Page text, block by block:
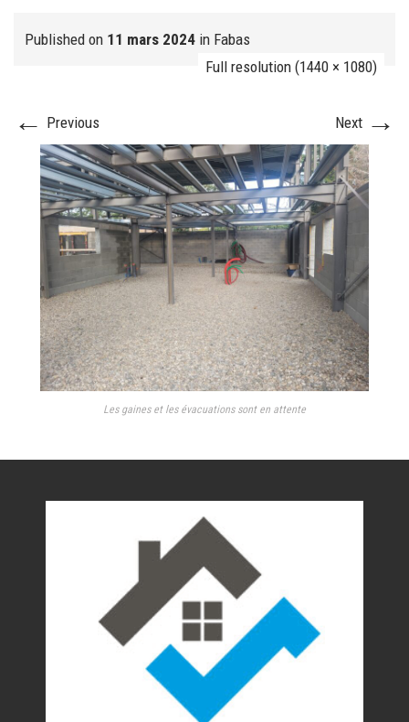
Nos prestations
FAQ
Published on 11 mars 2024 in Fabas
Full resolution (1440 × 1080)
← Previous Next →
Les gaines et les évacuations sont en attente